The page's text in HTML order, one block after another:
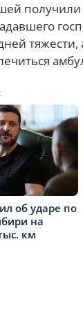
получили
тяжести,
об ударе по
на
км